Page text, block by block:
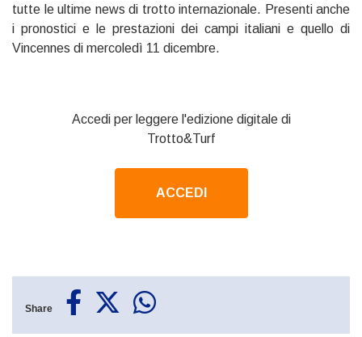
tutte le ultime news di trotto internazionale. Presenti anche
i pronostici e le prestazioni dei campi italiani e quello di
Vincennes di mercoledì 11 dicembre.
Accedi per leggere l'edizione digitale di
Trotto&Turf
ACCEDI
Share